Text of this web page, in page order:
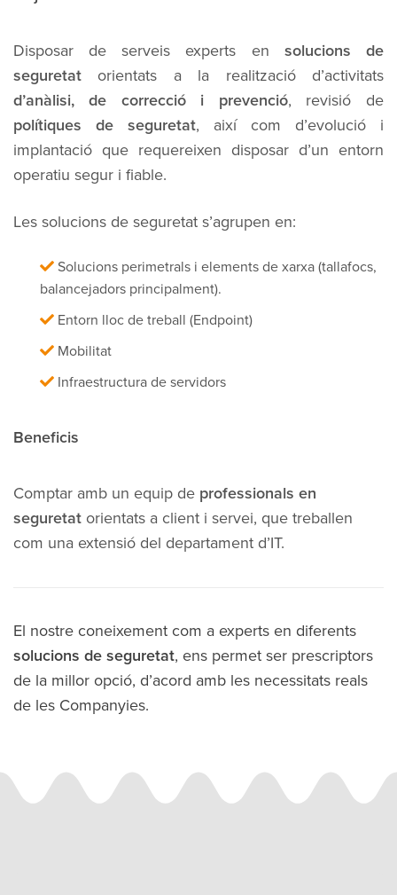
Disposar de serveis experts en solucions de
seguretat orientats a la realització d’activitats
d’anàlisi, de correcció i prevenció, revisió de
polítiques de seguretat, així com d’evolució i
implantació que requereixen disposar d’un entorn
operatiu segur i fiable.
Les solucions de seguretat s’agrupen en:
Solucions perimetrals i elements de xarxa (tallafocs,
balancejadors principalment).
Entorn lloc de treball (Endpoint)
Mobilitat
Infraestructura de servidors
Beneficis
Comptar amb un equip de professionals en
seguretat orientats a client i servei, que treballen
com una extensió del departament d’IT.
El nostre coneixement com a experts en diferents
solucions de seguretat, ens permet ser prescriptors
de la millor opció, d’acord amb les necessitats reals
de les Companyies.